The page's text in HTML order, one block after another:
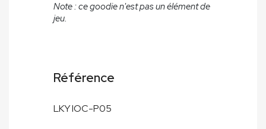
Note : ce goodie n'est pas un élément de
jeu.
Référence
LKY IOC-P05